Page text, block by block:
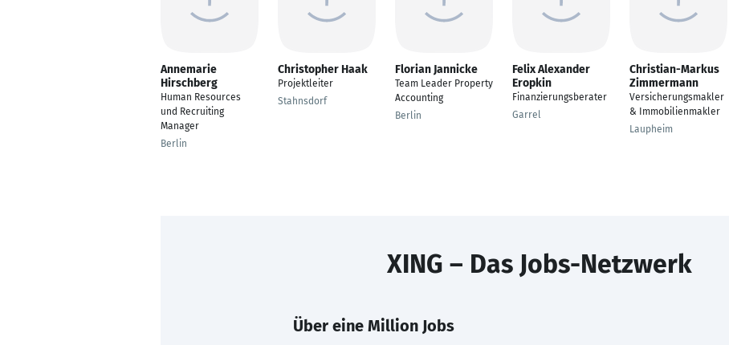
Annemarie
Hirschberg
Human Resources
und Recruiting
Manager
Berlin
Christopher Haak
Projektleiter
Stahnsdorf
Florian Jannicke
Team Leader Property
Accounting
Berlin
Felix Alexander
Eropkin
Finanzierungsberater
Garrel
Christian-Markus
Zimmermann
Versicherungsmakler
& Immobilienmakler
Laupheim
XING – Das Jobs-Netzwerk
Über eine Million Jobs